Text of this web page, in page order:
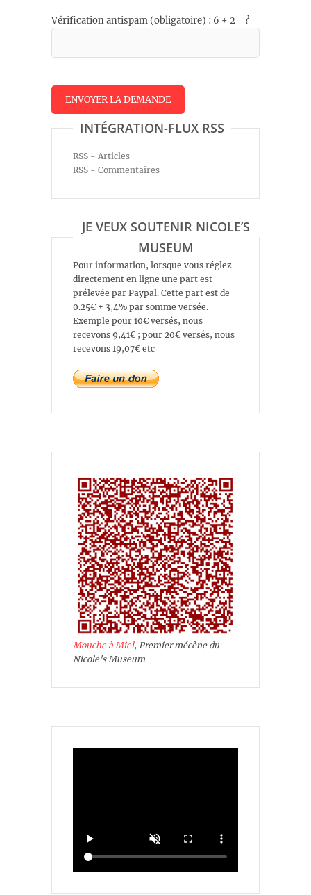
Vérification antispam (obligatoire) : 6 + 2 = ?
INTÉGRATION-FLUX RSS
RSS - Articles
RSS - Commentaires
JE VEUX SOUTENIR NICOLE’S
MUSEUM
Pour information, lorsque vous réglez
directement en ligne une part est
prélevée par Paypal. Cette part est de
0.25€ + 3,4% par somme versée.
Exemple pour 10€ versés, nous
recevons 9,41€ ; pour 20€ versés, nous
recevons 19,07€ etc
Mouche à Miel, Premier mécène du
Nicole's Museum